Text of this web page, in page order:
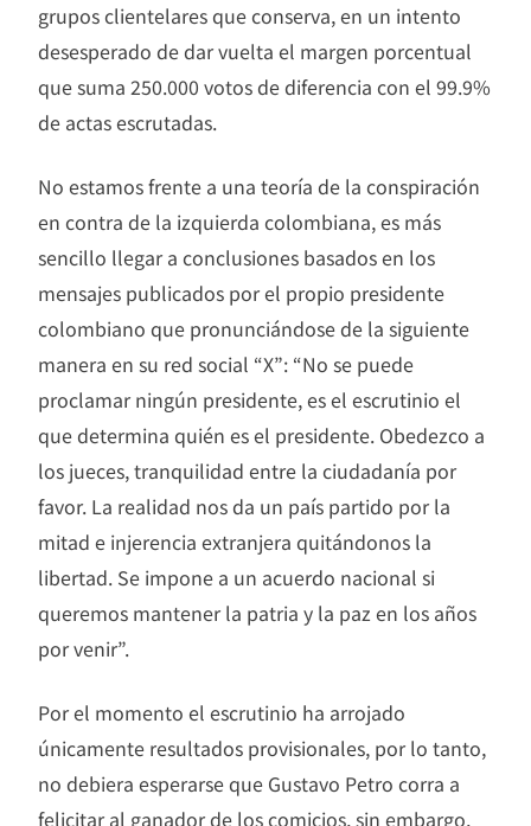
grupos clientelares que conserva, en un intento
desesperado de dar vuelta el margen porcentual
que suma 250.000 votos de diferencia con el 99.9%
de actas escrutadas.
No estamos frente a una teoría de la conspiración
en contra de la izquierda colombiana, es más
sencillo llegar a conclusiones basados en los
mensajes publicados por el propio presidente
colombiano que pronunciándose de la siguiente
manera en su red social “X”: “No se puede
proclamar ningún presidente, es el escrutinio el
que determina quién es el presidente. Obedezco a
los jueces, tranquilidad entre la ciudadanía por
favor. La realidad nos da un país partido por la
mitad e injerencia extranjera quitándonos la
libertad. Se impone a un acuerdo nacional si
queremos mantener la patria y la paz en los años
por venir”.
Por el momento el escrutinio ha arrojado
únicamente resultados provisionales, por lo tanto,
no debiera esperarse que Gustavo Petro corra a
felicitar al ganador de los comicios, sin embargo,